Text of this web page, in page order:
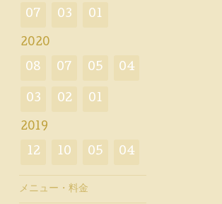
07 03 01
2020
08 07 05 04
03 02 01
2019
12 10 05 04
メニュー・料金